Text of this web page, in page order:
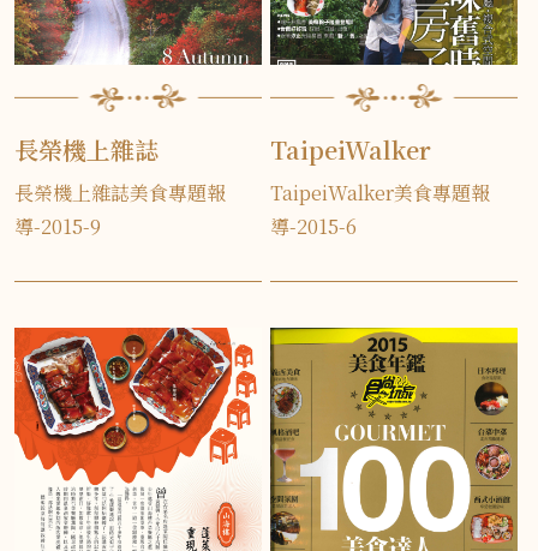
長榮機上雜誌
長榮機上雜誌美食專題報
導-2015-9
TaipeiWalker
TaipeiWalker美食專題報
導-2015-6